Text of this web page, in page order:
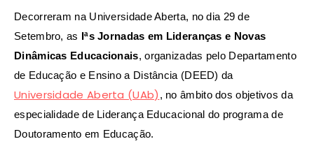
Decorreram na Universidade Aberta, no dia 29 de
Setembro, as Iªs Jornadas em Lideranças e Novas
Dinâmicas Educacionais, organizadas pelo Departamento
de Educação e Ensino a Distância (DEED) da
Universidade Aberta (UAb) , no âmbito dos objetivos da
especialidade de Liderança Educacional do programa de
Doutoramento em Educação.